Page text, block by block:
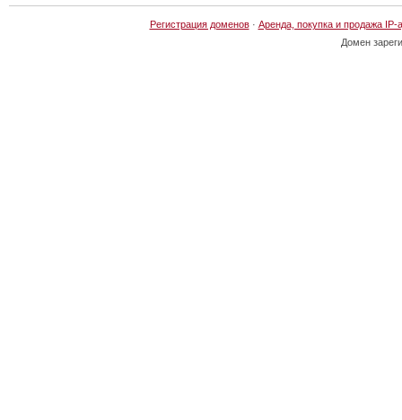
Регистрация доменов· Аренда, покупка и продажа IP-
Домен